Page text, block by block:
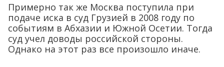
Примерно так же Москва поступила при
подаче иска в суд Грузией в 2008 году по
событиям в Абхазии и Южной Осетии. Тогда
суд учел доводы российской стороны.
Однако на этот раз все произошло иначе.